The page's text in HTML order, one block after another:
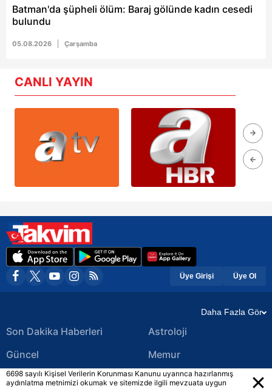
Batman'da şüpheli ölüm: Baraj gölünde kadın cesedi
bulundu
05.08.2026 Çarşamba
CANLI YAYIN
Üye Girişi Üye Ol
Daha Fazla Gör
Son Dakika Haberleri
Güncel
Ekonomi Haberleri
Astroloji
Memur
Yerel Haberler
6698 sayılı Kişisel Verilerin Korunması Kanunu uyarınca hazırlanmış
aydınlatma metnimizi okumak ve sitemizde ilgili mevzuata uygun